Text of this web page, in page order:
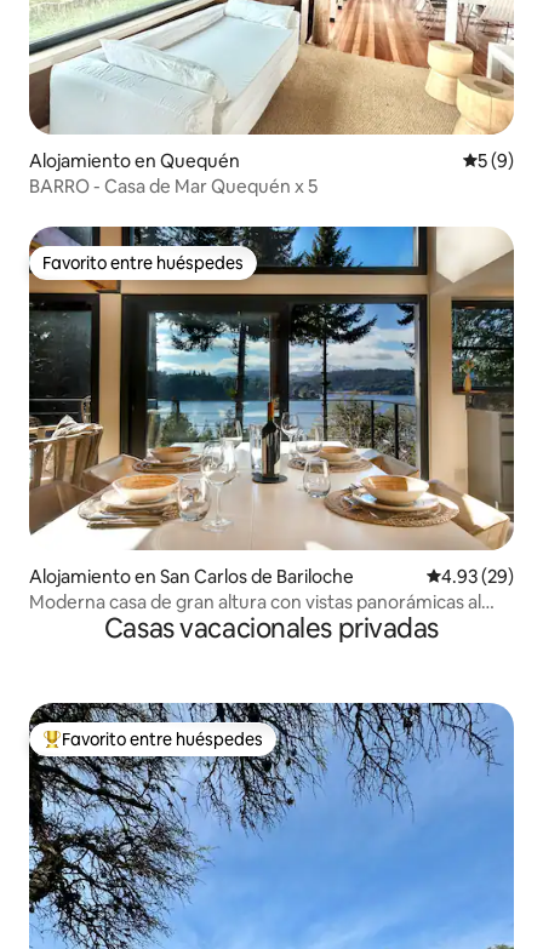
Alojamiento en Quequén
5 (9)
BARRO - Casa de Mar Quequén x 5
Favorito entre huéspedes
Favorito entre huéspedes
Alojamiento en San Carlos de Bariloche Calificación
4.93 (29)
Moderna casa de gran altura con vistas panorámicas al
lago MorenoCasas vacacionales privadas
Favorito entre huéspedes preferido
Favorito entre huéspedes